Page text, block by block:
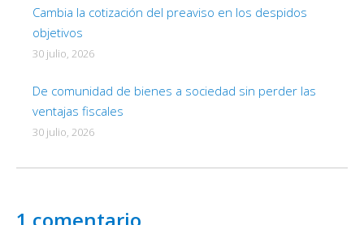
Cambia la cotización del preaviso en los despidos
objetivos
30 julio, 2026
De comunidad de bienes a sociedad sin perder las
ventajas fiscales
30 julio, 2026